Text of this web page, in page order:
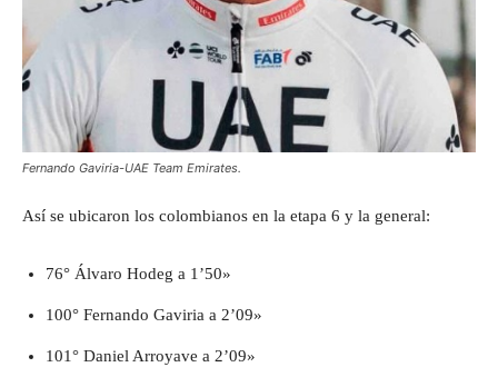
Fernando Gaviria-UAE Team Emirates.
Así se ubicaron los colombianos en la etapa 6 y la general:
76° Álvaro Hodeg a 1’50»
100° Fernando Gaviria a 2’09»
101° Daniel Arroyave a 2’09»